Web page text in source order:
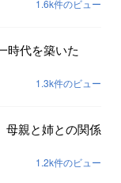
1.6k件のビュー
時代を築いた
1.3k件のビュー
母親と姉との関係
1.2k件のビュー